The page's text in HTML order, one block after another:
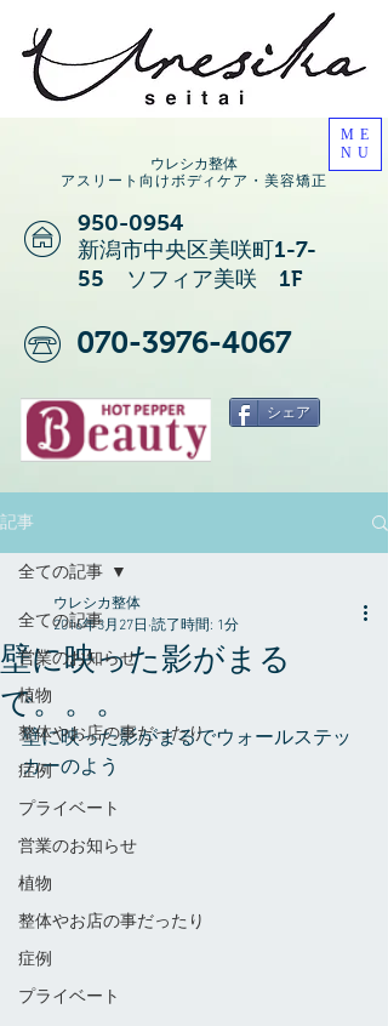
ウレシカ整体
アスリート向けボディケア・美容矯正
ME
NU
950-0954
新潟市中央区美咲町1-7-
55 ソフィア美咲 1F
070-3976-4067
シェア
記事
全ての記事
営業のお知らせ
植物
整体やお店の事だったり
症例
プライベート
営業のお知らせ
植物
整体やお店の事だったり
症例
プライベート
全ての記事
壁に映った影がまる
で。。。
ウレシカ整体
2016年3月27日 読了時間: 1分
壁に映った影がまるでウォールステッ
カーのよう